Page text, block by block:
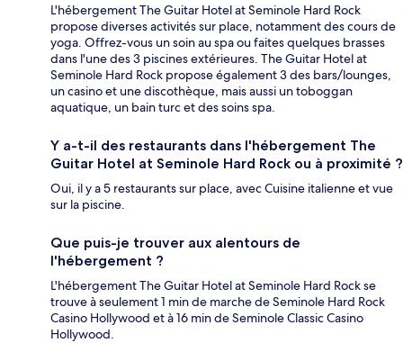
L'hébergement The Guitar Hotel at Seminole Hard Rock
propose diverses activités sur place, notamment des cours de
yoga. Offrez-vous un soin au spa ou faites quelques brasses
dans l'une des 3 piscines extérieures. The Guitar Hotel at
Seminole Hard Rock propose également 3 des bars/lounges,
un casino et une discothèque, mais aussi un toboggan
aquatique, un bain turc et des soins spa.
Y a-t-il des restaurants dans l'hébergement The
Guitar Hotel at Seminole Hard Rock ou à proximité ?
Oui, il y a 5 restaurants sur place, avec Cuisine italienne et vue
sur la piscine.
Que puis-je trouver aux alentours de
l'hébergement ?
L'hébergement The Guitar Hotel at Seminole Hard Rock se
trouve à seulement 1 min de marche de Seminole Hard Rock
Casino Hollywood et à 16 min de Seminole Classic Casino
Hollywood.